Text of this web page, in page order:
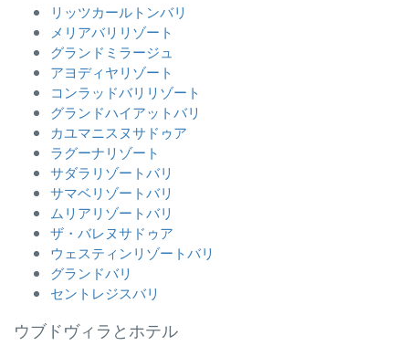
リッツカールトンバリ
メリアバリリゾート
グランドミラージュ
アヨディヤリゾート
コンラッドバリリゾート
グランドハイアットバリ
カユマニスヌサドゥア
ラグーナリゾート
サダラリゾートバリ
サマベリゾートバリ
ムリアリゾートバリ
ザ・バレヌサドゥア
ウェスティンリゾートバリ
グランドバリ
セントレジスバリ
ウブドヴィラとホテル